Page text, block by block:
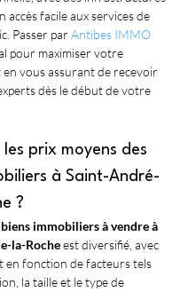
accès facile aux services de
Passer par Antibes IMMO
pour maximiser votre
en vous assurant de recevoir
dès le début de votre
prix moyens des
à Saint-André-
?
biens immobiliers à vendre à
la-Roche est diversifié, avec
en fonction de facteurs tels
la taille et le type de